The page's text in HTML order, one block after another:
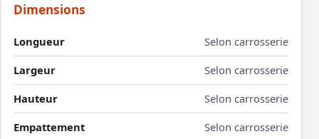
Dimensions
Longueur
Selon carrosserie
Largeur
Selon carrosserie
Hauteur
Selon carrosserie
Empattement
Selon carrosserie